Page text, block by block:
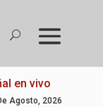
en vivo
Agosto, 2026